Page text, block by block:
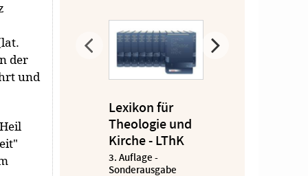
der
und
Lexikon für
Theologie und
Kirche - LThK
-
3. Auflage -
Sonderausgabe